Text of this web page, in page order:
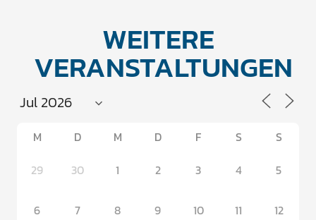
WEITERE
VERANSTALTUNGEN
M D M D F S
S
29
30 1 2 3 4 5
6 7 8 9 10 11 12